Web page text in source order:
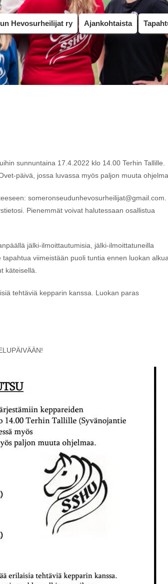
Hevosurheilijat ry Ajankohtaista
sunnuntaina 17.4.2022 klo 14.00 Terhin Tallille.
päivä, jossa luvassa myös paljon muuta
someronseudunhevosurheilijat@gmail.com.
Pienemmät voivat halutessaan osallistua
jälki-ilmoittautumisia, jälki-ilmoittatuneilla
viimeistään puoli tuntia ennen luokan alkua.
käteisellä.
tehtäviä kepparin kanssa. Luokan paras